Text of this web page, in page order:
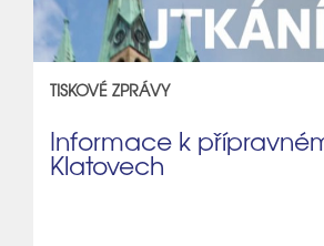
TISKOVÉ ZPRÁVY
Informace k
Klatovech